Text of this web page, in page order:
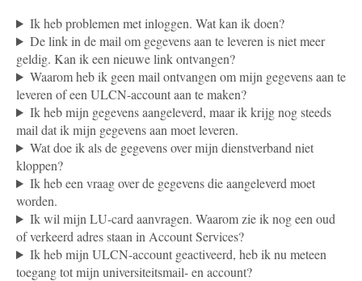
Ik heb problemen met inloggen. Wat kan ik doen?
De link in de mail om gegevens aan te leveren is niet meer
geldig. Kan ik een nieuwe link ontvangen?
Waarom heb ik geen mail ontvangen om mijn gegevens aan te
leveren of een ULCN-account aan te maken?
Ik heb mijn gegevens aangeleverd, maar ik krijg nog steeds
mail dat ik mijn gegevens aan moet leveren.
Wat doe ik als de gegevens over mijn dienstverband niet
kloppen?
Ik heb een vraag over de gegevens die aangeleverd moet
worden.
Ik wil mijn LU-card aanvragen. Waarom zie ik nog een oud
of verkeerd adres staan in Account Services?
Ik heb mijn ULCN-account geactiveerd, heb ik nu meteen
toegang tot mijn universiteitsmail- en account?